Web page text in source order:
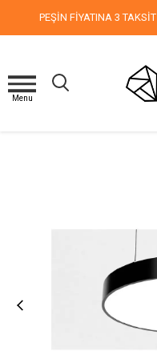
PEŞİN FİYATINA 3
Menu